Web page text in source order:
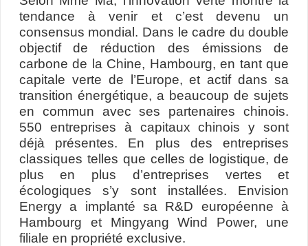
tendance à venir et c’est devenu un
consensus mondial. Dans le cadre du double
objectif de réduction des émissions de
carbone de la Chine, Hambourg, en tant que
capitale verte de l’Europe, et actif dans sa
transition énergétique, a beaucoup de sujets
en commun avec ses partenaires chinois.
550 entreprises à capitaux chinois y sont
déjà présentes. En plus des entreprises
classiques telles que celles de logistique, de
plus en plus d’entreprises vertes et
écologiques s’y sont installées. Envision
Energy a implanté sa R&D européenne à
Hambourg et Mingyang Wind Power, une
filiale en propriété exclusive.